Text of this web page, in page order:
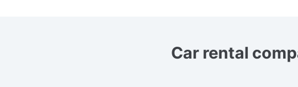
Car rental